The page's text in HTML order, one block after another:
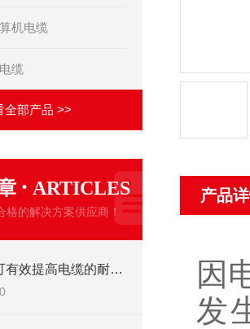
机电缆
缆
全部产品 >>
· ARTICLES
格的解决方案供应商！
硅橡胶电缆可有效提高电缆的耐高温性能
产品
因
发